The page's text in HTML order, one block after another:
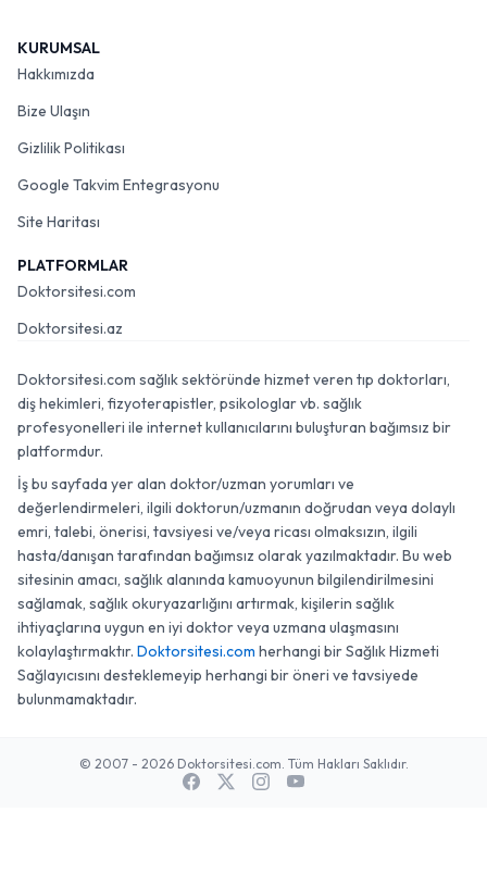
KURUMSAL
Hakkımızda
Bize Ulaşın
Gizlilik Politikası
Google Takvim Entegrasyonu
Site Haritası
PLATFORMLAR
Doktorsitesi.com
Doktorsitesi.az
Doktorsitesi.com sağlık sektöründe hizmet veren tıp doktorları,
diş hekimleri, fizyoterapistler, psikologlar vb. sağlık
profesyonelleri ile internet kullanıcılarını buluşturan bağımsız bir
platformdur.
İş bu sayfada yer alan doktor/uzman yorumları ve
değerlendirmeleri, ilgili doktorun/uzmanın doğrudan veya dolaylı
emri, talebi, önerisi, tavsiyesi ve/veya ricası olmaksızın, ilgili
hasta/danışan tarafından bağımsız olarak yazılmaktadır. Bu web
sitesinin amacı, sağlık alanında kamuoyunun bilgilendirilmesini
sağlamak, sağlık okuryazarlığını artırmak, kişilerin sağlık
ihtiyaçlarına uygun en iyi doktor veya uzmana ulaşmasını
kolaylaştırmaktır. Doktorsitesi.com herhangi bir Sağlık Hizmeti
Sağlayıcısını desteklemeyip herhangi bir öneri ve tavsiyede
bulunmamaktadır.
© 2007 - 2026 Doktorsitesi.com. Tüm Hakları Saklıdır.